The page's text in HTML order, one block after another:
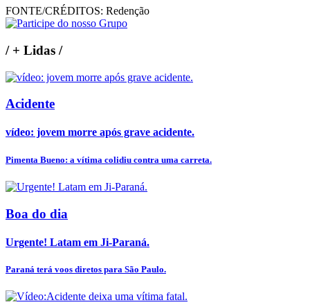
FONTE/CRÉDITOS: Redenção
/+ Lidas /
Acidente
vídeo: jovem morre após grave acidente.
Pimenta Bueno: a vítima colidiu contra uma carreta.
Boa do dia
Urgente! Latam em Ji-Paraná.
Paraná terá voos diretos para São Paulo.